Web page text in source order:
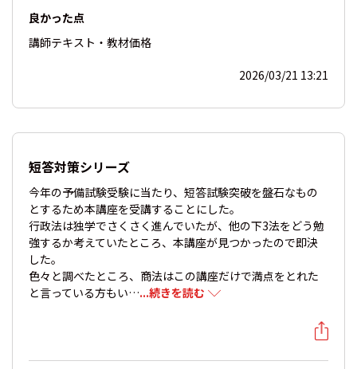
良かった点
講師テキスト・教材価格
2026/03/21 13:21
短答対策シリーズ
今年の予備試験受験に当たり、短答試験突破を盤石なもの
とするため本講座を受講することにした。
行政法は独学でさくさく進んでいたが、他の下3法をどう勉
強するか考えていたところ、本講座が見つかったので即決
した。
色々と調べたところ、商法はこの講座だけで満点をとれた
と言っている方もい…...続きを読む